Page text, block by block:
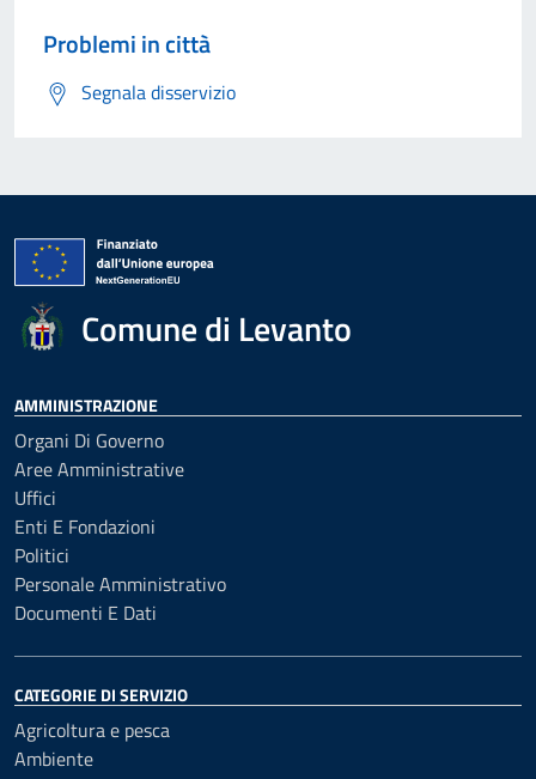
Problemi in città
Segnala disservizio
Comune di Levanto
AMMINISTRAZIONE
Organi Di Governo
Aree Amministrative
Uffici
Enti E Fondazioni
Politici
Personale Amministrativo
Documenti E Dati
CATEGORIE DI SERVIZIO
Agricoltura e pesca
Ambiente